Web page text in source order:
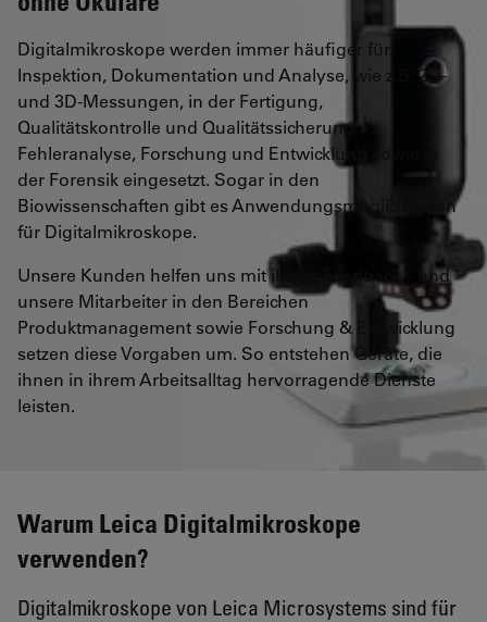
Fehleranalyse.
Digitalmikroskope werden immer häufiger für
Inspektion, Dokumentation und Analyse, wie z.B. 2D-
und 3D-Messungen, in der Fertigung,
Qualitätskontrolle und Qualitätssicherung,
Fehleranalyse, Forschung und Entwicklung sowie in
der Forensik eingesetzt. Sogar in den
Biowissenschaften gibt es Anwendungsmöglichkeiten
für Digitalmikroskope.
Unsere Kunden helfen uns mit ihrem Feedback – und
unsere Mitarbeiter in den Bereichen
Produktmanagement sowie Forschung & Entwicklung
setzen diese Vorgaben um. So entstehen Geräte, die
ihnen in ihrem Arbeitsalltag hervorragende Dienste
leisten.
Warum Leica Digitalmikroskope
verwenden?
Digitalmikroskope von Leica Microsystems sind für